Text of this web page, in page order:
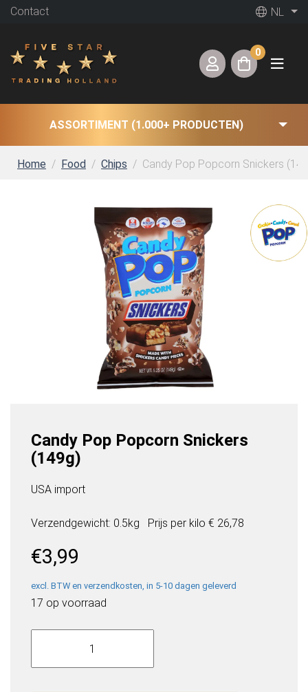
Contact NL
0
ASSORTIMENT (1.000+ PRODUCTEN)
Home Food Chips Candy Pop Popcorn Snickers
Candy Pop Popcorn Snickers
(149g)
USA import
Verzendgewicht: 0.5kg Prijs per kilo € 26,78
€3,99
excl. BTW en verzendkosten, in 5-10 dagen geleverd
17 op voorraad
Candy
Popcorn